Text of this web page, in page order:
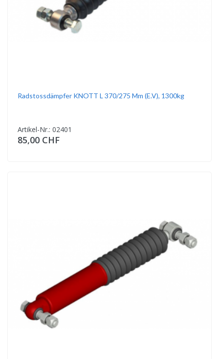
Radstossdämpfer KNOTT L 370/275 Mm (E.v), 1300kg
Artikel-Nr.: 02401
85,00 CHF